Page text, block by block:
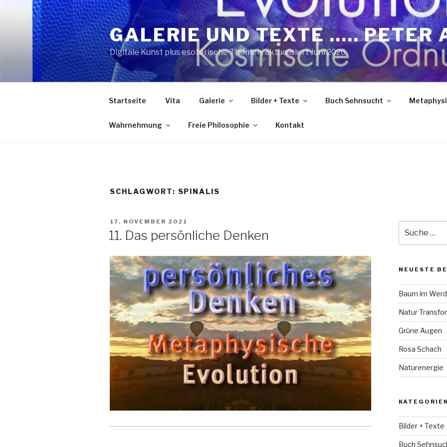
springen
GALERIE UND TEXTE ….. PETER
Digitale Kunst plus esoterische Themen; aktualisiert Juni 2026
Startseite Vita Galerie Bilder + Texte Buch Sehnsucht
Wahrnehmung Freie Philosophie Kontakt
SCHLAGWORT: SPINALIS
VERÖFFENTLICHT
17. NOVEMBER 2021
11. Das persönliche Denken
nach:
NEUESTE
Baum im
Natur
Grüne Augen
Rosa Schach
Naturenergie
KATEGORIEN
Bilder + Texte
Buch